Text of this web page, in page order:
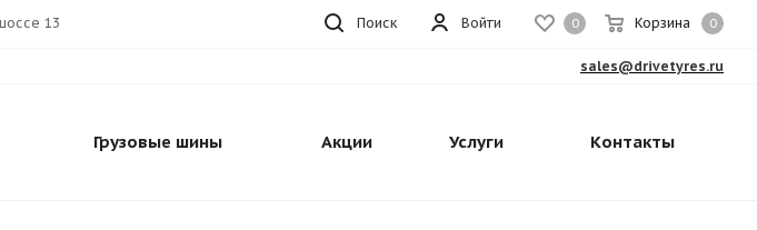
0 Корзина 0
Войти
13 Поиск
sales@drivetyres.ru
Грузовые шины Акции Услуги Контакты